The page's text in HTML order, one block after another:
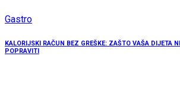
Gastro
KALORIJSKI RAČUN BEZ GREŠKE: ZAŠTO VAŠA DIJETA
POPRAVITI